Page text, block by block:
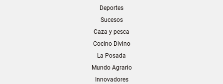
Deportes
Sucesos
Caza y pesca
Cocino Divino
La Posada
Mundo Agrario
Innovadores